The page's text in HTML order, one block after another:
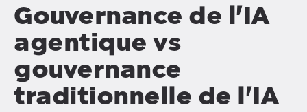
Gouvernance de l'IA
agentique vs
gouvernance
traditionnelle de l'IA